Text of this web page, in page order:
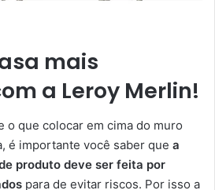
mais
a Leroy Merlin!
o que colocar em cima do muro
é importante você saber que a
produto deve ser feita por
para de evitar riscos. Por isso a